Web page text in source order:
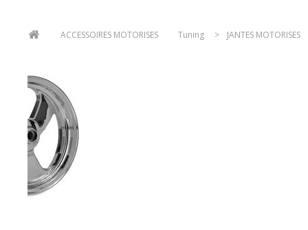
ACCESSOIRES MOTORISES Tuning > JANTES MOTORISES